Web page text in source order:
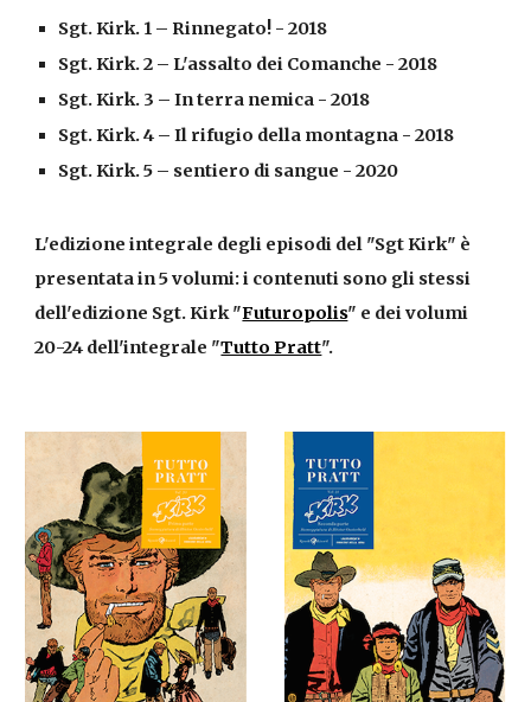
Sgt. Kirk. 1 – Rinnegato! - 2018
Sgt. Kirk. 2 – L'assalto dei Comanche - 2018
Sgt. Kirk. 3 – In terra nemica - 2018
Sgt. Kirk. 4 – Il rifugio della montagna - 2018
Sgt. Kirk. 5 – sentiero di sangue - 2020
L'edizione integrale degli episodi del "Sgt Kirk" è
presentata in 5 volumi: i contenuti sono gli stessi
dell'edizione Sgt. Kirk "Futuropolis" e dei volumi
20-24 dell'integrale "Tutto Pratt".